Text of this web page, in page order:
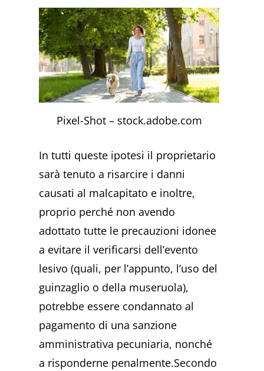
Pixel-Shot – stock.adobe.com
In tutti queste ipotesi il proprietario
sarà tenuto a risarcire i danni
causati al malcapitato e inoltre,
proprio perché non avendo
adottato tutte le precauzioni idonee
a evitare il verificarsi dell’evento
lesivo (quali, per l’appunto, l’uso del
guinzaglio o della museruola),
potrebbe essere condannato al
pagamento di una sanzione
amministrativa pecuniaria, nonché
a risponderne penalmente.Secondo